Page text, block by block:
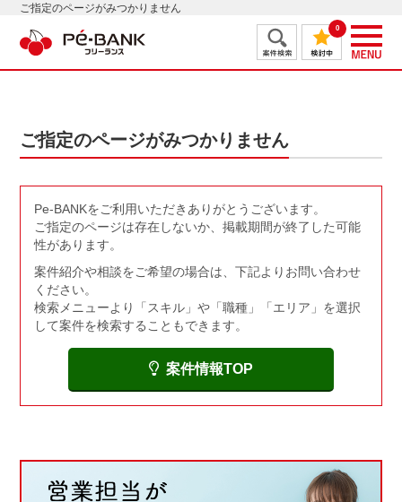
ご指定のページがみつかりません
0
ご指定のページがみつかりません
Pe-BANKをご利用いただきありがとうございます。
ご指定のページは存在しないか、掲載期間が終了した可能
性があります。
案件紹介や相談をご希望の場合は、下記よりお問い合わせ
ください。
検索メニューより「スキル」や「職種」「エリア」を選択
して案件を検索することもできます。
案件情報TOP